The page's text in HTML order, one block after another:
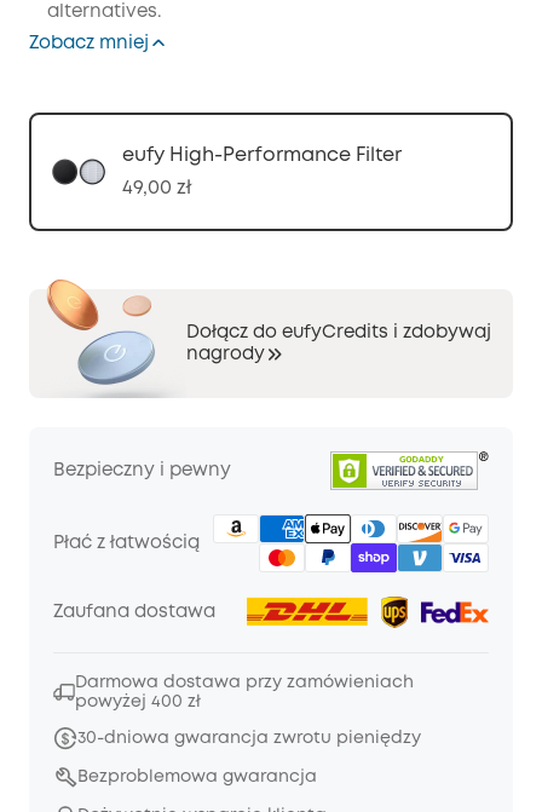
alternatives.
Zobacz mniej
eufy High-Performance Filter
49,00 zł
Dołącz do eufyCredits i zdobywaj
nagrody
Bezpieczny i pewny
Płać z łatwością
Zaufana dostawa
Darmowa dostawa przy zamówieniach
powyżej 400 zł
30-dniowa gwarancja zwrotu pieniędzy
Bezproblemowa gwarancja